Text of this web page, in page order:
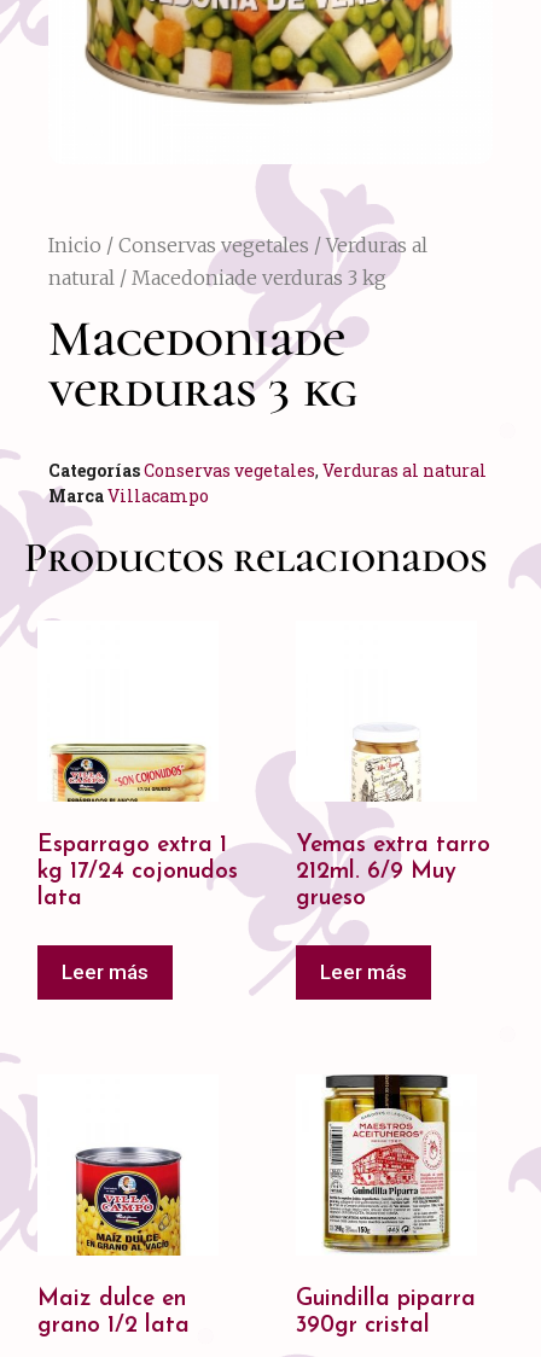
Inicio / Conservas vegetales /Verduras al
natural / Macedoniade verduras 3 kg
Macedoniade
verduras 3 kg
CategoríasConservas vegetales, Verduras al natural
MarcaVillacampo
Productos relacionados
Esparrago extra 1
kg 17/24 cojonudos
lata
Leer más
Yemas extra tarro
212ml. 6/9 Muy
grueso
Leer más
Maiz dulce en
grano 1/2 lata
Guindilla piparra
390gr cristal